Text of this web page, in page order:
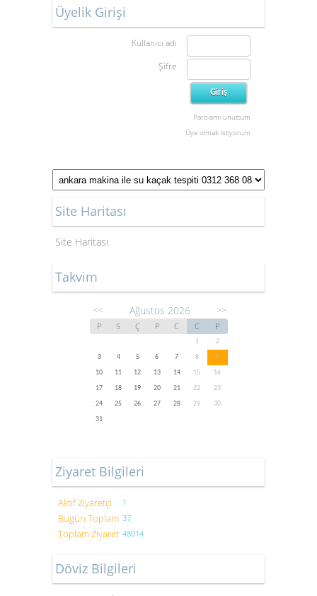
Üyelik Girişi
Kullanıcı adı
Şifre
Parolamı unuttum
Üye olmak istiyorum
Site Haritası
Site Haritası
Takvim
<< Ağustos 2026 >>
P S Ç P C C P
1
2
3
4 5 6 7 8
9
10
11 12 13 14 15
16
17
18 19 20 21 22
23
24
25 26 27 28 29
30
31
Ziyaret Bilgileri
Aktif Ziyaretçi 1
Bugün Toplam 37
Toplam Ziyaret 48014
Döviz Bilgileri